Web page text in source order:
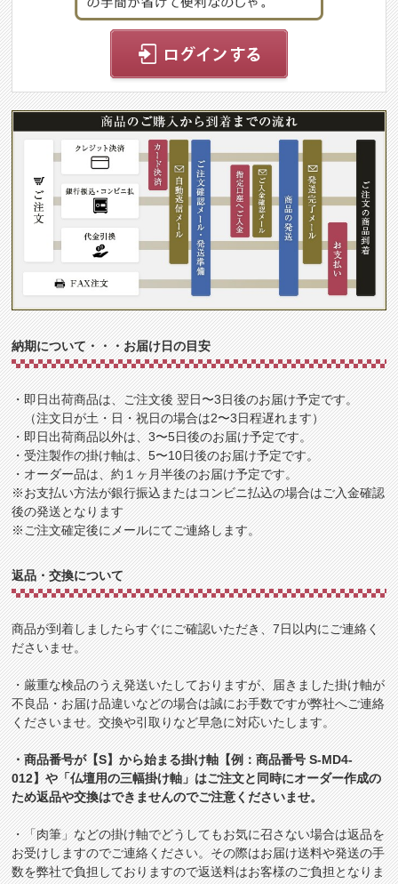
納期について・・・お届け日の目安
・即日出荷商品は、ご注文後 翌日〜3日後のお届け予定です。
（注文日が土・日・祝日の場合は2〜3日程遅れます）
・即日出荷商品以外は、3〜5日後のお届け予定です。
・受注製作の掛け軸は、5〜10日後のお届け予定です。
・オーダー品は、約１ヶ月半後のお届け予定です。
※お支払い方法が銀行振込またはコンビニ払込の場合はご入金確認
後の発送となります
※ご注文確定後にメールにてご連絡します。
返品・交換について
商品が到着しましたらすぐにご確認いただき、7日以内にご連絡く
ださいませ。
・厳重な検品のうえ発送いたしておりますが、届きました掛け軸が
不良品・お届け品違いなどの場合は誠にお手数ですが弊社へご連絡
くださいませ。交換や引取りなど早急に対応いたします。
・商品番号が【S】から始まる掛け軸【例：商品番号 S-MD4-
012】や「仏壇用の三幅掛け軸」はご注文と同時にオーダー作成の
ため返品や交換はできませんのでご注意くださいませ。
・「肉筆」などの掛け軸でどうしてもお気に召さない場合は返品を
お受けしますのでご連絡ください。その際はお届け送料や発送の手
数を弊社で負担しておりますので返送料はお客様のご負担となりま